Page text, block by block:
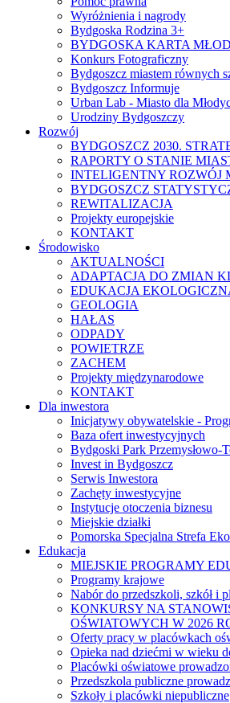
Wyróżnienia i nagrody
Bydgoska Rodzina 3+
BYDGOSKA KARTA
Konkurs Fotograficzny
Bydgoszcz miastem równych
Bydgoszcz Informuje
Urban Lab - Miasto dla
Urodziny Bydgoszczy
Rozwój
BYDGOSZCZ 2030.
RAPORTY O STANIE
INTELIGENTNY ROZWÓJ
BYDGOSZCZ
REWITALIZACJA
Projekty europejskie
KONTAKT
Środowisko
AKTUALNOŚCI
ADAPTACJA DO ZMIAN
EDUKACJA
GEOLOGIA
HAŁAS
ODPADY
POWIETRZE
ZACHEM
Projekty międzynarodowe
KONTAKT
Dla inwestora
Inicjatywy obywatelskie -
Baza ofert inwestycyjnych
Bydgoski Park Przemysłowo-
Invest in Bydgoszcz
Serwis Inwestora
Zachęty inwestycyjne
Instytucje otoczenia biznesu
Miejskie działki
Pomorska Specjalna Strefa
Edukacja
MIEJSKIE PROGRAMY
Programy krajowe
Nabór do przedszkoli, szkół i
KONKURSY NA
OŚWIATOWYCH W 2026
Oferty pracy w placówkach
Opieka nad dziećmi w wieku
Placówki oświatowe
Przedszkola publiczne
Szkoły i placówki niepubliczne